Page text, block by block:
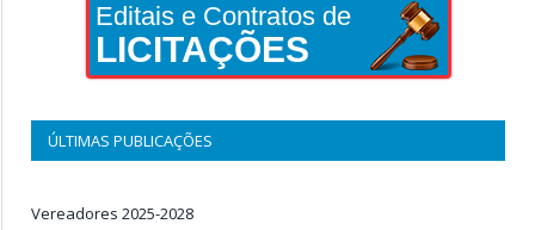
Editais e Contratos de
LICITAÇÕES
ÚLTIMAS PUBLICAÇÕES
Vereadores 2025-2028